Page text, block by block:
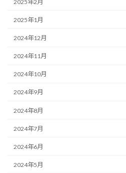
2025年2月
2025年1月
2024年12月
2024年11月
2024年10月
2024年9月
2024年8月
2024年7月
2024年6月
2024年5月